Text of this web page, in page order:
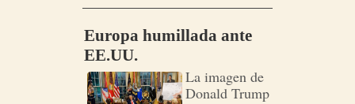
Europa humillada ante
EE.UU.
La imagen de
Donald Trump